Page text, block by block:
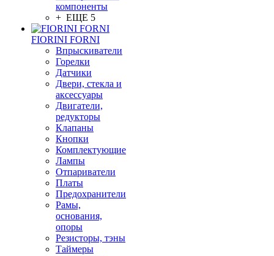
компоненты
+ ЕЩЕ 5
FIORINI FORNI
Впрыскиватели
Горелки
Датчики
Двери, стекла и
аксессуары
Двигатели,
редукторы
Клапаны
Кнопки
Комплектующие
Лампы
Отпариватели
Платы
Предохранители
Рамы,
основания,
опоры
Резисторы, тэны
Таймеры